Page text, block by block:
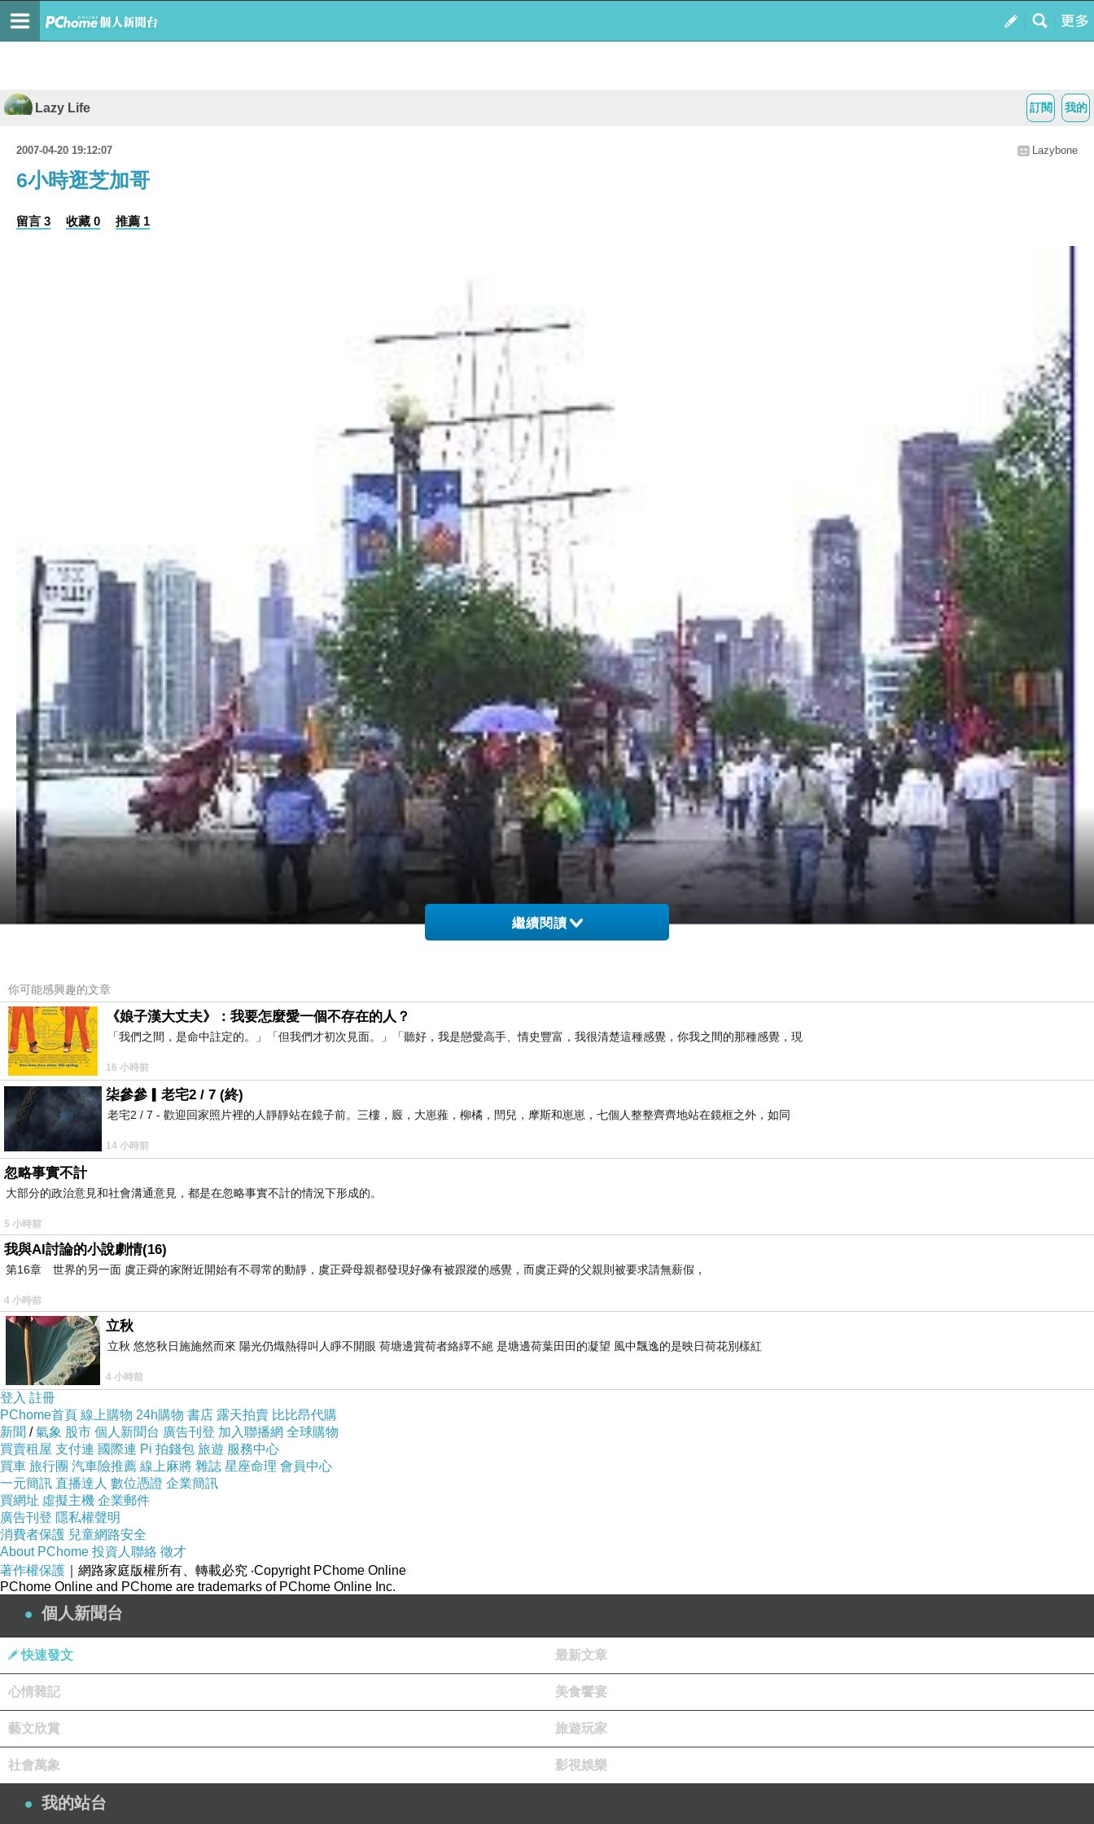
我的
訂閱
Lazy Life
2007-04-20 19:12:07 Lazybone
6小時逛芝加哥
留言 3 收藏 0 推薦 1
繼24小時在波士頓遊蕩後，我又用驚人的速度快速逛了芝加哥！看來很神經病，不過難得去伊利諾州香檳城看看朋友，當然不想錯過這個有名的城市，它可是deep pan fried pizza跟公牛
隊的故鄉呢！
我利用朋友上課的時間自己搭巴士去芝加哥市，好好亂闖亂玩一番。雖然當時是8月，但是天氣卻異常陰冷，還刮大風，後來回來看資料才知道因芝加哥緊鄰5大湖之一的密西根湖，湖上
起風城裡就吹的東倒西歪，因此被稱做「風城」。天氣雖然不理想，但是許多有名的景點都在城裡，有準備的人可以搭環繞市內的免費巴士慢慢逛。我當時只是一時興起殺去芝加哥的，
當然就用最懶的方式走馬看花：付費參加有導覽的巴士；只要美金$36，就可搭乘雙層巴士聽解說員幽默地介紹芝加哥的建築、歷史，而且可以自由下車遊覽，之後再於同一點搭車到下
繼續閱讀
你可能感興趣的文章
《娘子漢大丈夫》：我要怎麼愛一個不存在的人？
「我們之間，是命中註定的。」「但我們才初次見面。」「聽好，我是戀愛高手、情史豐富，我很清楚這種感覺，你我之間的那種感覺，現
16 小時前
柒參參▎老宅2 / 7 (終)
老宅2 / 7 - 歡迎回家照片裡的人靜靜站在鏡子前。三樓，廄，大崽蕥，柳橘，閆兒，摩斯和崽崽，七個人整整齊齊地站在鏡框之外，如同
14 小時前
忽略事實不計
大部分的政治意見和社會溝通意見，都是在忽略事實不計的情況下形成的。
5 小時前
我與AI討論的小說劇情(16)
第16章 世界的另一面 虞正舜的家附近開始有不尋常的動靜，虞正舜母親都發現好像有被跟蹤的感覺，而虞正舜的父親則被要求請無薪假，
4 小時前
立秋
立秋 悠悠秋日施施然而來 陽光仍熾熱得叫人睜不開眼 荷塘邊賞荷者絡繹不絕 是塘邊荷葉田田的凝望 風中飄逸的是映日荷花別樣紅
4 小時前
登入 註冊
PChome首頁 線上購物 24h購物 書店 露天拍賣 比比昂代購
新聞 /氣象 股市 個人新聞台 廣告刊登 加入聯播網 全球購物
買賣租屋 支付連 國際連 Pi 拍錢包 旅遊 服務中心
買車 旅行團 汽車險推薦 線上麻將 雜誌 星座命理 會員中心
一元簡訊 直播達人 數位憑證 企業簡訊
買網址 虛擬主機 企業郵件
廣告刊登 隱私權聲明
消費者保護 兒童網路安全
About PChome 投資人聯絡 徵才
著作權保護 ｜網路家庭版權所有、轉載必究 ‧Copyright PChome Online
PChome Online and PChome are trademarks of PChome Online Inc.
個人新聞台
快速發文 最新文章
心情雜記 美食饗宴
藝文欣賞 旅遊玩家
社會萬象 影視娛樂
我的站台